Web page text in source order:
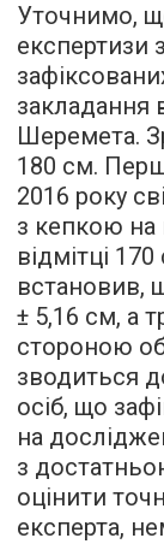
Уточнимо,
експертизи
закладання
Шеремета.
180 см.
2016 року
з кепкою на
відмітці
встановив,
± 5,16 см, а
стороною
зводиться
осіб, що
на
з
оцінити
експерта,